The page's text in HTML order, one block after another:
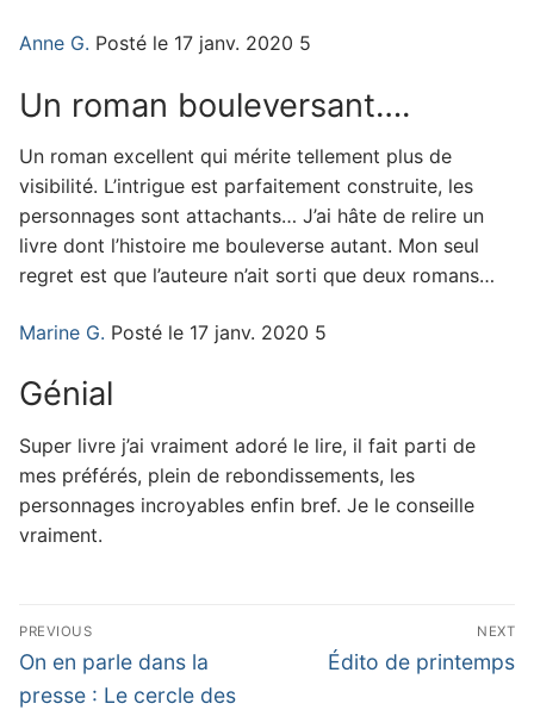
Anne G. Posté le 17 janv. 2020 5
Un roman bouleversant….
Un roman excellent qui mérite tellement plus de
visibilité. L’intrigue est parfaitement construite, les
personnages sont attachants… J’ai hâte de relire un
livre dont l’histoire me bouleverse autant. Mon seul
regret est que l’auteure n’ait sorti que deux romans…
Marine G. Posté le 17 janv. 2020 5
Génial
Super livre j’ai vraiment adoré le lire, il fait parti de
mes préférés, plein de rebondissements, les
personnages incroyables enfin bref. Je le conseille
vraiment.
Navigation
de
l’article
PREVIOUS
Previous
post:
On en parle dans la
presse : Le cercle des
NEXT
Next
Édito de printemps